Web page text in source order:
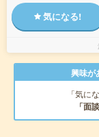
気になる!
興味が
「気に
「面